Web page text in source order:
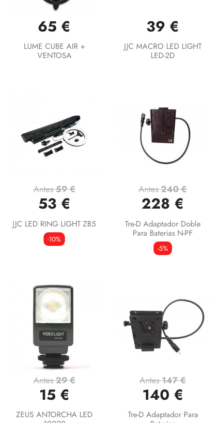
65 €
LUME CUBE AIR +
VENTOSA
39 €
JJC MACRO LED LIGHT
LED-2D
Antes59 €
53 €
JJC LED RING LIGHT ZB5
-10%
Antes240 €
228 €
Tre-D Adaptador Doble
Para Baterias N-PF
-5%
Antes29 €
15 €
ZEUS ANTORCHA LED
Antes147 €
140 €
Tre-D Adaptador Para